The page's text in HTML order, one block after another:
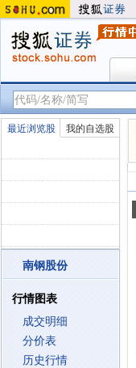
最近浏览股 我的自选股
南钢股份
行情图表
成交明细
分价表
历史行情